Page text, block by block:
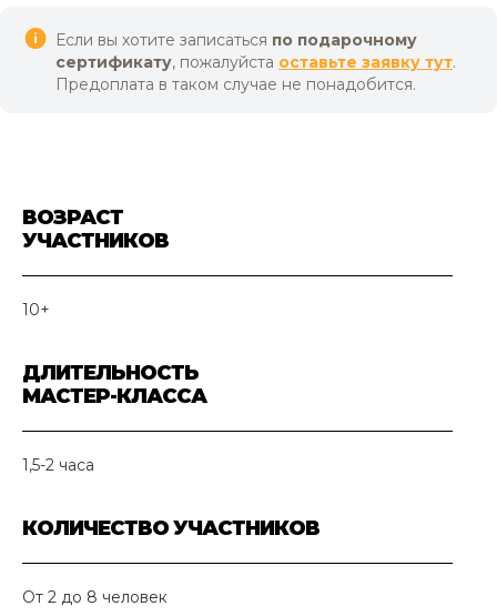
Если вы хотите записаться по подарочному
сертификату, пожалуйста оставьте заявку тут.
Предоплата в таком случае не понадобится.
ВОЗРАСТ
УЧАСТНИКОВ
10+
ДЛИТЕЛЬНОСТЬ
МАСТЕР-КЛАССА
1,5-2 часа
КОЛИЧЕСТВО УЧАСТНИКОВ
От 2 до 8 человек